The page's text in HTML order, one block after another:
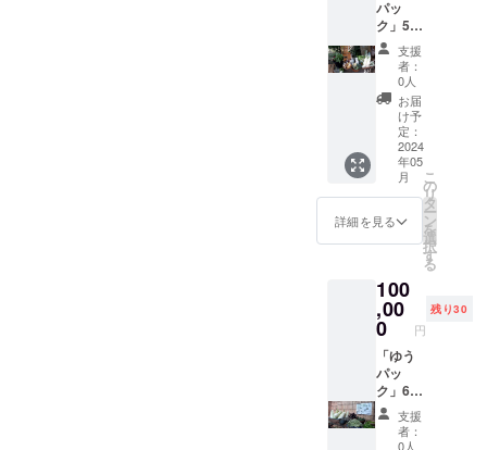
に貼付
された
ラベル
や注意
書きを
ご確認
くださ
い」
発送。
※日本郵
便「ク
リック
ポス
ト」
（規定
重量１
㎏以
内）で
計２
回。
「原材
品表示
はお届
け商品
のラベ
ルに表
記され
ます。
商品開
封前に
は必ず
パッ
ク」50
サイズ
で手作
り味噌
の詰め
合わせ
を先に
発送 イ
チ子先
生感謝
の気持
ち 季節
の「ね
ぶり味
様々な
試作品
「ク
リック
ポス
ト」
（重量
１㎏以
内） 月
１回、
支援
者：
0人
お届
け予
定：
2024
年05
月
詳細を見る
こ
の
リ
タ
ー
ン
を
選
択
す
る
100
,00
0 円
残り30
「ゆう
パッ
ク」60
セン
チ 手
作り味
支援
者：
0人